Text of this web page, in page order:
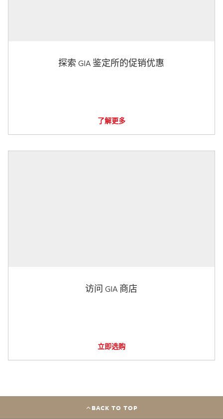
探索 GIA 鉴定所的促销优惠
了解更多
访问 GIA 商店
立即选购
BACK TO TOP